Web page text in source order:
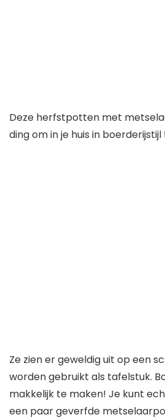
Deze herfstpotten met
ding om in je huis in
Ze zien er geweldig uit op een
worden gebruikt als tafelstuk.
makkelijk te maken! Je kunt
een paar geverfde